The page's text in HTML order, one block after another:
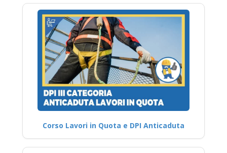
Corso Lavori in Quota e DPI Anticaduta